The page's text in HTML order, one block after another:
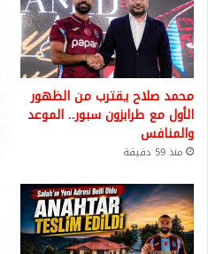
محمد صلاح يقترب من الظهور
الأول مع طرابزون سبور.. الموعد
والمنافس
منذ 59 دقيقة